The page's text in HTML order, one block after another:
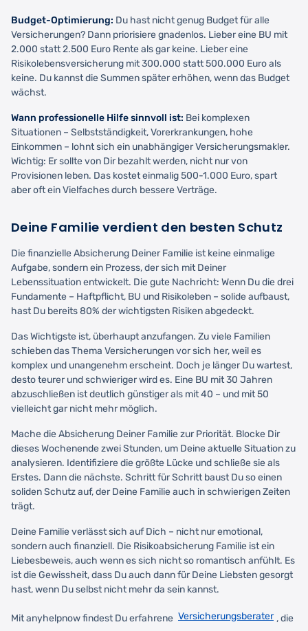
Budget-Optimierung: Du hast nicht genug Budget für alle
Versicherungen? Dann priorisiere gnadenlos. Lieber eine BU mit
2.000 statt 2.500 Euro Rente als gar keine. Lieber eine
Risikolebensversicherung mit 300.000 statt 500.000 Euro als
keine. Du kannst die Summen später erhöhen, wenn das Budget
wächst.
Wann professionelle Hilfe sinnvoll ist: Bei komplexen
Situationen – Selbstständigkeit, Vorerkrankungen, hohe
Einkommen – lohnt sich ein unabhängiger Versicherungsmakler.
Wichtig: Er sollte von Dir bezahlt werden, nicht nur von
Provisionen leben. Das kostet einmalig 500-1.000 Euro, spart
aber oft ein Vielfaches durch bessere Verträge.
Deine Familie verdient den besten Schutz
Die finanzielle Absicherung Deiner Familie ist keine einmalige
Aufgabe, sondern ein Prozess, der sich mit Deiner
Lebenssituation entwickelt. Die gute Nachricht: Wenn Du die drei
Fundamente – Haftpflicht, BU und Risikoleben – solide aufbaust,
hast Du bereits 80% der wichtigsten Risiken abgedeckt.
Das Wichtigste ist, überhaupt anzufangen. Zu viele Familien
schieben das Thema Versicherungen vor sich her, weil es
komplex und unangenehm erscheint. Doch je länger Du wartest,
desto teurer und schwieriger wird es. Eine BU mit 30 Jahren
abzuschließen ist deutlich günstiger als mit 40 – und mit 50
vielleicht gar nicht mehr möglich.
Mache die Absicherung Deiner Familie zur Priorität. Blocke Dir
dieses Wochenende zwei Stunden, um Deine aktuelle Situation zu
analysieren. Identifiziere die größte Lücke und schließe sie als
Erstes. Dann die nächste. Schritt für Schritt baust Du so einen
soliden Schutz auf, der Deine Familie auch in schwierigen Zeiten
trägt.
Deine Familie verlässt sich auf Dich – nicht nur emotional,
sondern auch finanziell. Die Risikoabsicherung Familie ist ein
Liebesbeweis, auch wenn es sich nicht so romantisch anfühlt. Es
ist die Gewissheit, dass Du auch dann für Deine Liebsten gesorgt
hast, wenn Du selbst nicht mehr da sein kannst.
Mit anyhelpnow findest Du erfahrene Versicherungsberater , die